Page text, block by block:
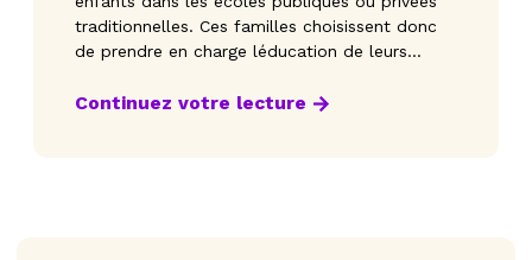
traditionnelles. Ces familles choisissent donc
de prendre en charge léducation de leurs
Continuez votre lecture